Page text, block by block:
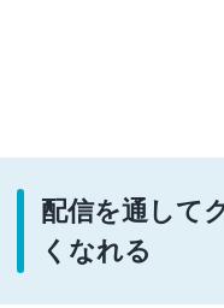
配信を通して
くなれる